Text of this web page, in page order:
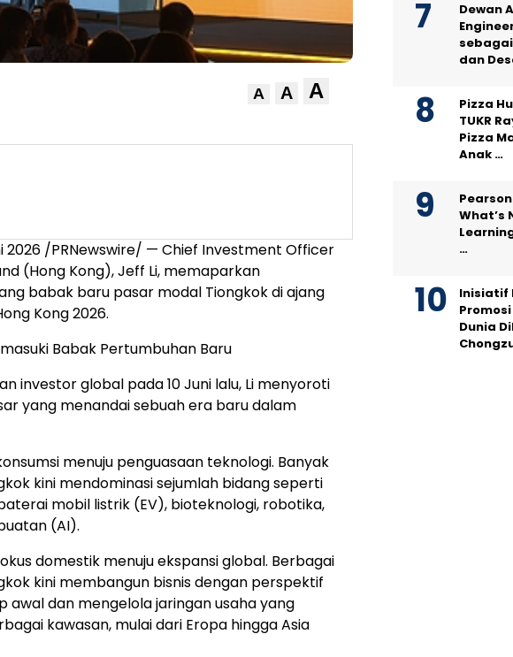
A A A
2026 /PRNewswire/ — Chief Investment Officer
(Hong Kong), Jeff Li, memaparkan
babak baru pasar modal Tiongkok di ajang
Kong 2026.
Babak Pertumbuhan Baru
investor global pada 10 Juni lalu, Li menyoroti
yang menandai sebuah era baru dalam
menuju penguasaan teknologi. Banyak
kini mendominasi sejumlah bidang seperti
mobil listrik (EV), bioteknologi, robotika,
(AI).
domestik menuju ekspansi global. Berbagai
kini membangun bisnis dengan perspektif
awal dan mengelola jaringan usaha yang
kawasan, mulai dari Eropa hingga Asia
Dewan
dan
Pizza
TUKR
Pizza
Anak …
What’s
…
Inisiatif
Dunia